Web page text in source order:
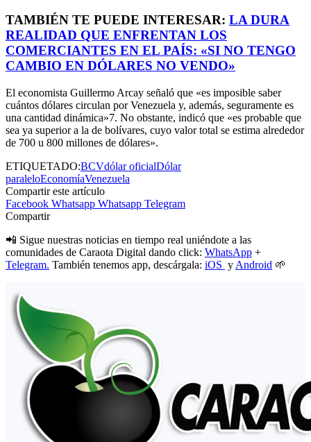
TAMBIÉN TE PUEDE INTERESAR: LA DURA
REALIDAD QUE ENFRENTAN LOS
COMERCIANTES EN EL PAÍS: «SI NO TENGO
CAMBIO EN DÓLARES NO VENDO»
El economista Guillermo Arcay señaló que «es imposible saber
cuántos dólares circulan por Venezuela y, además, seguramente es
una cantidad dinámica»7. No obstante, indicó que «es probable que
sea ya superior a la de bolívares, cuyo valor total se estima alrededor
de 700 u 800 millones de dólares».
ETIQUETADO:BCVdólar oficialDólar
paraleloEconomíaVenezuela
Compartir este artículo
Facebook Whatsapp Whatsapp Telegram
Compartir
📲 Sigue nuestras noticias en tiempo real uniéndote a las
comunidades de Caraota Digital dando click: WhatsApp +
Telegram. También tenemos app, descárgala: iOS y Android 🌱